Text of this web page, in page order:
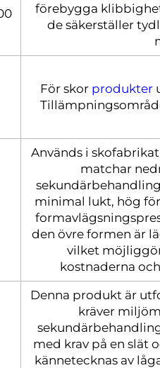
förebygga
de säkerställer
För skor produkter
Används i
matchar
minimal lukt, hög
den övre formen är
vilket
kostnaderna
Denna produkt är
kräver
med krav på en slät
kännetecknas av